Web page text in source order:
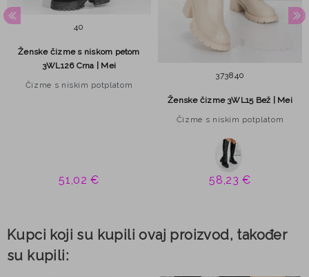
40
Ženske čizme s niskom petom
3WL126 Crna | Mei
Čizme s niskim potplatom
51,02 €
373840
Ženske čizme 3WL15 Bež | Mei
Čizme s niskim potplatom
58,23 €
Kupci koji su kupili ovaj proizvod, također
su kupili: